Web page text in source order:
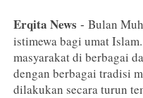
Erqita News - Bulan
istimewa bagi umat
masyarakat di berbagai
dengan berbagai tradisi
dilakukan secara turun